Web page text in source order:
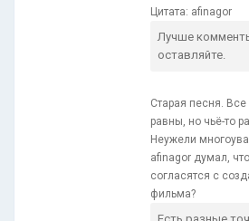
Цитата: afinagor
Лучше
оставляйте.
Старая песня.
равны, но чьё-то
Неужели
afinagor думал,
согласятся с
фильма?